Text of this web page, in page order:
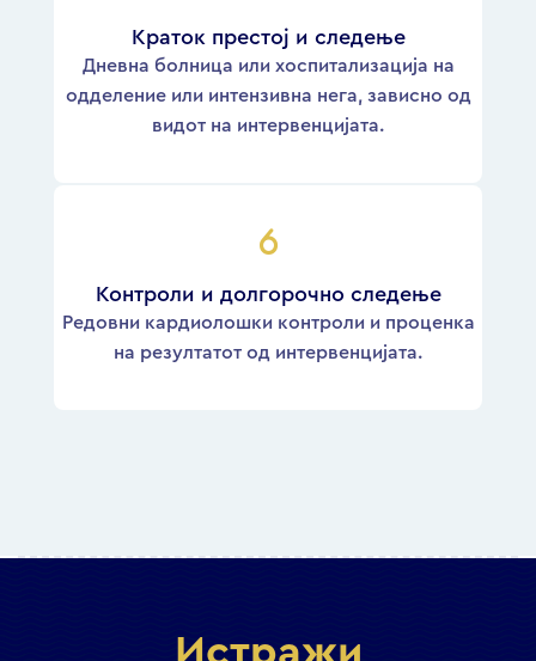
Краток престој и следење
Дневна болница или хоспитализација на
одделение или интензивна нега, зависно од
видот на интервенцијата.
Контроли и долгорочно следење
Редовни кардиолошки контроли и проценка
на резултатот од интервенцијата.